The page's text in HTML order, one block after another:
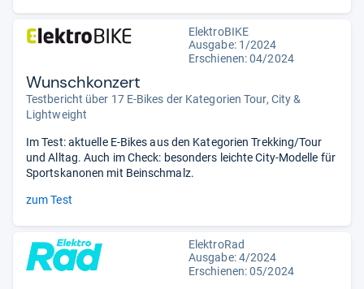
ElektroBIKE
Ausgabe: 1/2024
Erschienen: 04/2024
Wunschkonzert
Testbericht über 17 E-Bikes der Kategorien Tour, City &
Lightweight
Im Test: aktuelle E-Bikes aus den Kategorien Trekking/Tour
und Alltag. Auch im Check: besonders leichte City-Modelle für
Sportskanonen mit Beinschmalz.
zum Test
ElektroRad
Ausgabe: 4/2024
Erschienen: 05/2024